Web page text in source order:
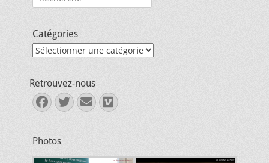
Catégories
Catégories
Retrouvez-nous
Facebook
Twitter
E-
mail
Vimeo
Photos